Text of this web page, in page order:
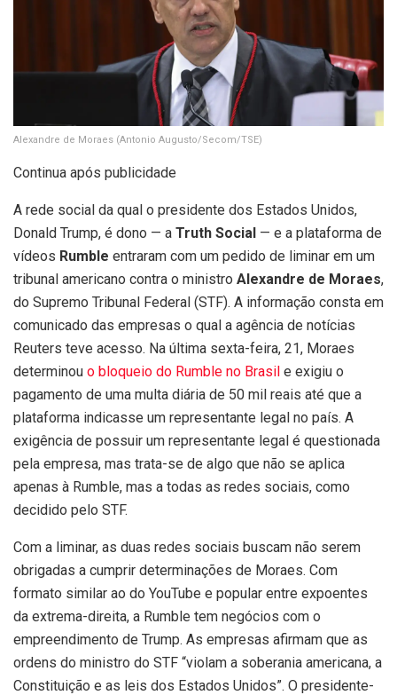
Alexandre de Moraes (Antonio Augusto/Secom/TSE)
Continua após publicidade
A rede social da qual o presidente dos Estados Unidos,
Donald Trump, é dono — a Truth Social — e a plataforma de
vídeos Rumble entraram com um pedido de liminar em um
tribunal americano contra o ministro Alexandre de Moraes,
do Supremo Tribunal Federal (STF). A informação consta em
comunicado das empresas o qual a agência de notícias
Reuters teve acesso. Na última sexta-feira, 21, Moraes
determinou o bloqueio do Rumble no Brasil e exigiu o
pagamento de uma multa diária de 50 mil reais até que a
plataforma indicasse um representante legal no país. A
exigência de possuir um representante legal é questionada
pela empresa, mas trata-se de algo que não se aplica
apenas à Rumble, mas a todas as redes sociais, como
decidido pelo STF.
Com a liminar, as duas redes sociais buscam não serem
obrigadas a cumprir determinações de Moraes. Com
formato similar ao do YouTube e popular entre expoentes
da extrema-direita, a Rumble tem negócios com o
empreendimento de Trump. As empresas afirmam que as
ordens do ministro do STF “violam a soberania americana, a
Constituição e as leis dos Estados Unidos”. O presidente-